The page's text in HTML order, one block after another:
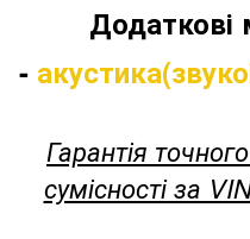
Додаткові
-
Гарантія
сумісності за